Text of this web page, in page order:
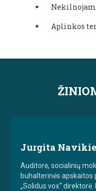
Aplinkos
Jurgita
Auditorė, socialinių
buhalterinės apskaitos
„Solidus vox“